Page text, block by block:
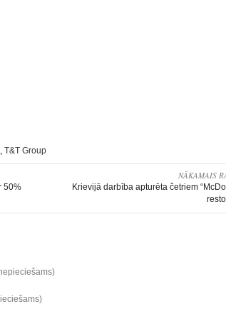
, T&T Group
50%
NĀKAMAIS
Krievijā darbība apturēta četriem